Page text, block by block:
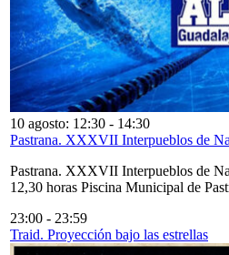
10 agosto: 12:30 - 14:30
Pastrana. XXXVII Interpueblos de
Pastrana. XXXVII Interpueblos de
12,30 horas Piscina Municipal de
23:00 - 23:59
Traid. Proyección bajo las estrellas